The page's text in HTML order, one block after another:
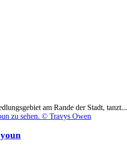
am Rande der Stadt, tanzt...